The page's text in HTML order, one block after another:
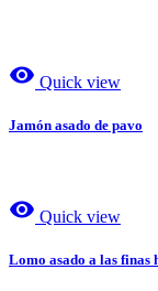
visibility Quick view
Jamón asado de pavo
visibility Quick view
Lomo asado a las finas